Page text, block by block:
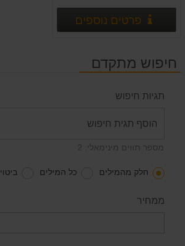
פרטים נוספים
חיפוש מתקדם
תגיות חיפוש
מספר תווים מינימאלי: 2
חלק מהמילים כל המילים ביטוי
ממחיר